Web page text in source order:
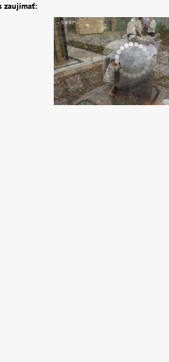
zaujímať: